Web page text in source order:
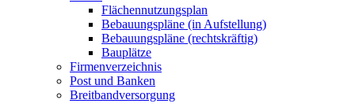
Flächennutzungsplan
Bebauungspläne (in Aufstellung)
Bebauungspläne (rechtskräftig)
Bauplätze
Firmenverzeichnis
Post und Banken
Breitbandversorgung